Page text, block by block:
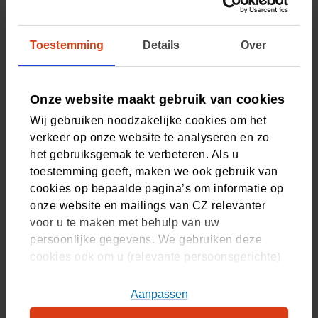
Toestemming Details Over
Onze website maakt gebruik van cookies
Wij gebruiken noodzakelijke cookies om het
verkeer op onze website te analyseren en zo
het gebruiksgemak te verbeteren. Als u
toestemming geeft, maken we ook gebruik van
cookies op bepaalde pagina’s om informatie op
onze website en mailings van CZ relevanter
voor u te maken met behulp van uw
persoonlijke gegevens. We gebruiken deze
cookies ook om u (relevante persoonsgerichte)
U kunt akkoord gaan met het plaatsen van alle
cookies, alleen noodzakelijke cookies, of uw
Aanpassen
betalingsregeling en het gespreid
Ik wil een betalingsregeling aanvragen
voor mijn eigen risico, maar ik krijg een
foutmelding. Hoe komt dit?
Moet ik elk jaar opnieuw doorgeven dat
ik het eigen risico gespreid wil